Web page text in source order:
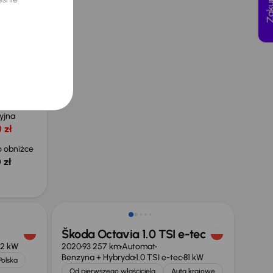
obniżce
kW
Škoda Octavia 1.0 TSI e-tec
202093 257 kmAutomat
Benzyna + Hybryda1.0 TSI e-tec81 kW
Od pierwszego właściciela Auta krajowe